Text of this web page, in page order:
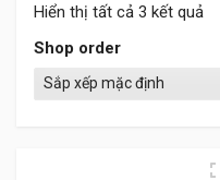
Hiển thị tất cả 3 kết quả
Shop order